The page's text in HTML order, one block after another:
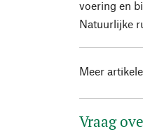
voering en
Natuurlijke
Meer
Vraag